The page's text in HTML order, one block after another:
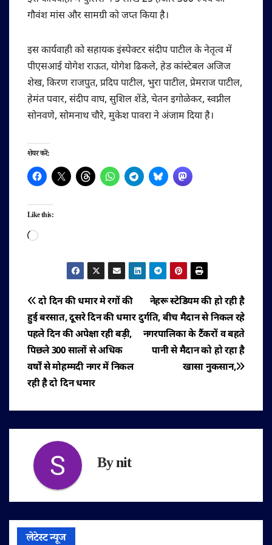
गौवंश मांस और सामग्री को जप्त किया है।
इस कार्यवाही को सहायक इंस्पेक्टर संदीप पाटील के नेतृत्व में
पीएसआई योगेश राऊत, योगेश ढिकले, हेड कांस्टेबल अजिज
शेख, किरण राजपुत, प्रदिप पाटील, भुरा पाटील, प्रेमराज पाटील,
हेमंत पवार, संदीप वाघ, सुशिल शेंडे, चेतन इगोळेकर, स्वप्नील
सोनवणे, सोमनाथ चौरे, मुकेश पावरा ने अंजाम दिया है।
शेयर करें:
Like this:
Loading…
पोस्ट
नेविगेशन
नेहरू स्टेडियम की हो रही है
दुर्गति, बीच मैदान से निकल रहे
नगरपालिका के टैंकरों व बहते
पानी से मैदान को हो रहा है
खासा नुकसान,
दो दिन की धमार मे रगों की
हुई बरसात, दूसरे दिन की धमार
पहले दिन की अपेक्षा रही बड़ी,
पिछले 300 सालों से अधिक
वर्षों से मोहम्मदी नगर में निकल
रही है दो दिन धमार
Bynit
लेटेस्ट न्यूज